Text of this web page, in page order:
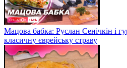
Мацова бабка: Руслан Сенічкін і
класичну єврейську страву